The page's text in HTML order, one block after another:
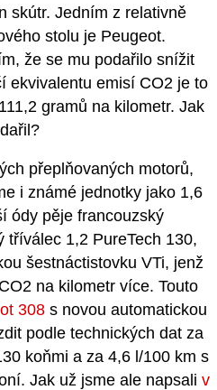
skútr. Jedním z relativně
stolu je Peugeot.
že se mu podařilo snížit
ekvivalentu emisí CO2 je to
gramů na kilometr. Jak
přeplňovaných motorů,
i známé jednotky jako 1,6
ódy pěje francouzský
tříválec 1,2 PureTech 130,
šestnáctistovku VTi, jenž
na kilometr více. Touto
308 s novou automatickou
podle technických dat za
koňmi a za 4,6 l/100 km s
Jak už jsme ale napsali v